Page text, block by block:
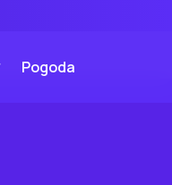
Pogoda